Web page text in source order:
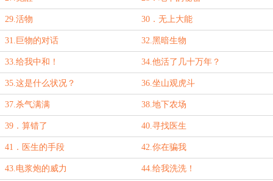
29.活物 30．无上大能
31.巨物的对话 32.黑暗生物
33.给我中和！ 34.他活了几十万年？
35.这是什么状况？ 36.坐山观虎斗
37.杀气满满 38.地下农场
39．算错了 40.寻找医生
41．医生的手段 42.你在骗我
43.电浆炮的威力 44.给我洗洗！